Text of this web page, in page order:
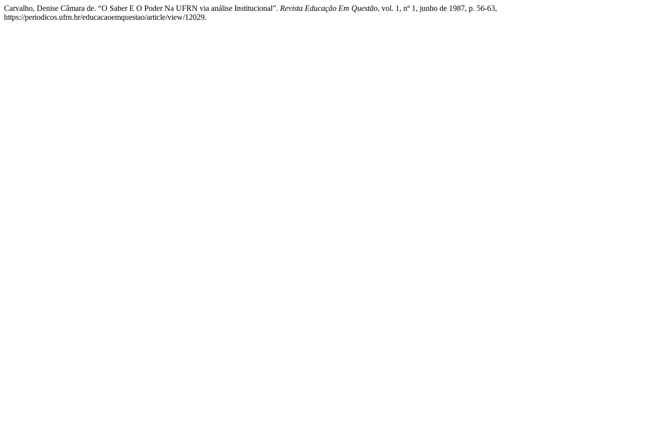
Carvalho, Denise Câmara de. “O Saber E O Poder Na UFRN via análise Institucional”. Revista Educação Em Questão, vol. 1, nº 1, junho de 1987, p. 56-63,
https://periodicos.ufrn.br/educacaoemquestao/article/view/12029.